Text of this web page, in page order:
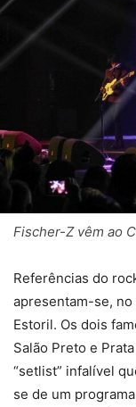
Fischer-Z vêm ao
Referências do
apresentam-se,
Estoril. Os dois
Salão Preto e
“setlist” infalível
se de um